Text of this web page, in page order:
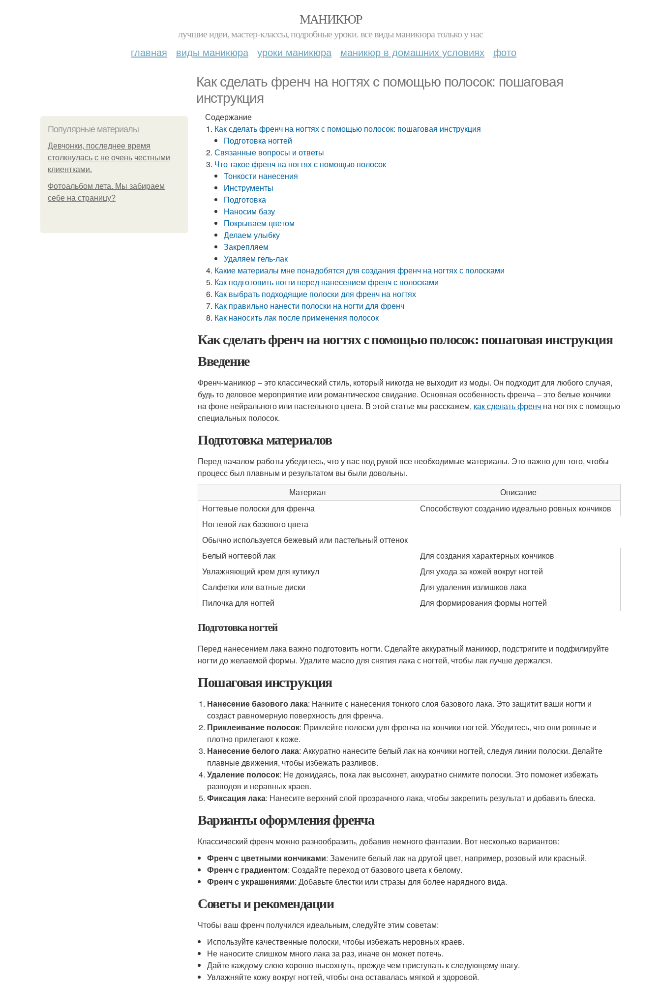
МАНИКЮР
лучшие идеи, мастер-классы, подробные уроки. все виды маникюра только у нас
главная виды маникюра уроки маникюра маникюр в домашних условиях фото
Как сделать френч на ногтях с помощью полосок: пошаговая
инструкция
Популярные материалы
Девчонки, последнее время
столкнулась с не очень честными
клиентками.
Фотоальбом лета. Мы забираем
себе на страницу?
Содержание
Как сделать френч на ногтях с помощью полосок: пошаговая инструкция
Подготовка ногтей
Связанные вопросы и ответы
Что такое френч на ногтях с помощью полосок
Тонкости нанесения
Инструменты
Подготовка
Наносим базу
Покрываем цветом
Делаем улыбку
Закрепляем
Удаляем гель-лак
Какие материалы мне понадобятся для создания френч на ногтях с полосками
Как подготовить ногти перед нанесением френч с полосками
Как выбрать подходящие полоски для френч на ногтях
Как правильно нанести полоски на ногти для френч
Как наносить лак после применения полосок
Как сделать френч на ногтях с помощью полосок: пошаговая инструкция
Введение
Френч-маникюр – это классический стиль, который никогда не выходит из моды. Он подходит для любого случая,
будь то деловое мероприятие или романтическое свидание. Основная особенность френча – это белые кончики
на фоне нейрального или пастельного цвета. В этой статье мы расскажем, как сделать френч на ногтях с помощью
специальных полосок.
Подготовка материалов
Перед началом работы убедитесь, что у вас под рукой все необходимые материалы. Это важно для того, чтобы
процесс был плавным и результатом вы были довольны.
Материал
Описание
Ногтевые полоски для френча
Способствуют созданию идеально ровных кончиков
Ногтевой лак базового цвета
Обычно используется бежевый или пастельный оттенок
Белый ногтевой лак
Для создания характерных кончиков
Увлажняющий крем для кутикул
Для ухода за кожей вокруг ногтей
Салфетки или ватные диски
Для удаления излишков лака
Пилочка для ногтей
Для формирования формы ногтей
Подготовка ногтей
Перед нанесением лака важно подготовить ногти. Сделайте аккуратный маникюр, подстригите и подфилируйте
ногти до желаемой формы. Удалите масло для снятия лака с ногтей, чтобы лак лучше держался.
Пошаговая инструкция
Нанесение базового лака: Начните с нанесения тонкого слоя базового лака. Это защитит ваши ногти и
создаст равномерную поверхность для френча.
Приклеивание полосок: Приклейте полоски для френча на кончики ногтей. Убедитесь, что они ровные и
плотно прилегают к коже.
Нанесение белого лака: Аккуратно нанесите белый лак на кончики ногтей, следуя линии полоски. Делайте
плавные движения, чтобы избежать разливов.
Удаление полосок: Не дожидаясь, пока лак высохнет, аккуратно снимите полоски. Это поможет избежать
разводов и неравных краев.
Фиксация лака: Нанесите верхний слой прозрачного лака, чтобы закрепить результат и добавить блеска.
Варианты оформления френча
Классический френч можно разнообразить, добавив немного фантазии. Вот несколько вариантов:
Френч с цветными кончиками: Замените белый лак на другой цвет, например, розовый или красный.
Френч с градиентом: Создайте переход от базового цвета к белому.
Френч с украшениями: Добавьте блестки или стразы для более нарядного вида.
Советы и рекомендации
Чтобы ваш френч получился идеальным, следуйте этим советам:
Используйте качественные полоски, чтобы избежать неровных краев.
Не наносите слишком много лака за раз, иначе он может потечь.
Дайте каждому слою хорошо высохнуть, прежде чем приступать к следующему шагу.
Увлажняйте кожу вокруг ногтей, чтобы она оставалась мягкой и здоровой.